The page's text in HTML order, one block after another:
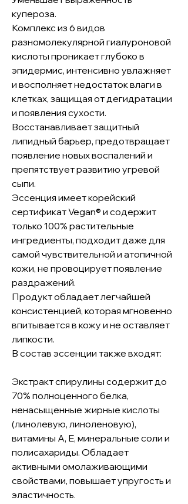
купероза.
Комплекс из 6 видов
разномолекулярной гиалуроновой
кислоты проникает глубоко в
эпидермис, интенсивно увлажняет
и восполняет недостаток влаги в
клетках, защищая от дегидратации
и появления сухости.
Восстанавливает защитный
липидный барьер, предотвращает
появление новых воспалений и
препятствует развитию угревой
сыпи.
Эссенция имеет корейский
сертификат Vegan® и содержит
только 100% растительные
ингредиенты, подходит даже для
самой чувствительной и атопичной
кожи, не провоцирует появление
раздражений.
Продукт обладает легчайшей
консистенцией, которая мгновенно
впитывается в кожу и не оставляет
липкости.
В состав эссенции также входят:
Экстракт спирулины содержит до
70% полноценного белка,
ненасыщенные жирные кислоты
(линолевую, линоленовую),
витамины А, Е, минеральные соли и
полисахариды. Обладает
активными омолаживающими
свойствами, повышает упругость и
эластичность.